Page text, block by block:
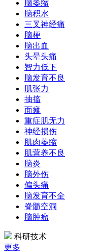
脑萎缩
脑积水
三叉神经痛
脑梗
脑出血
头晕头痛
智力低下
脑发育不良
肌张力
抽搐
面瘫
重症肌无力
神经损伤
肌肉萎缩
肌营养不良
脑炎
脑外伤
偏头痛
脑发育不全
脊髓空洞
脑肿瘤
科研技术
更多